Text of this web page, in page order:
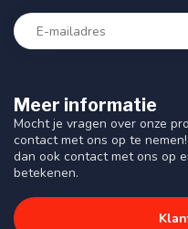
Meer informatie
Mocht je vragen over onze
contact met ons op te
dan ook contact met ons op
betekenen.